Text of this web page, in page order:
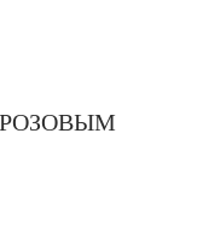
РОЗОВЫМ